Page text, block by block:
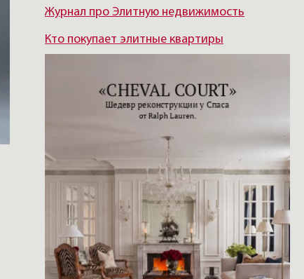
Журнал про Элитную недвижимость
Кто покупает элитные квартиры